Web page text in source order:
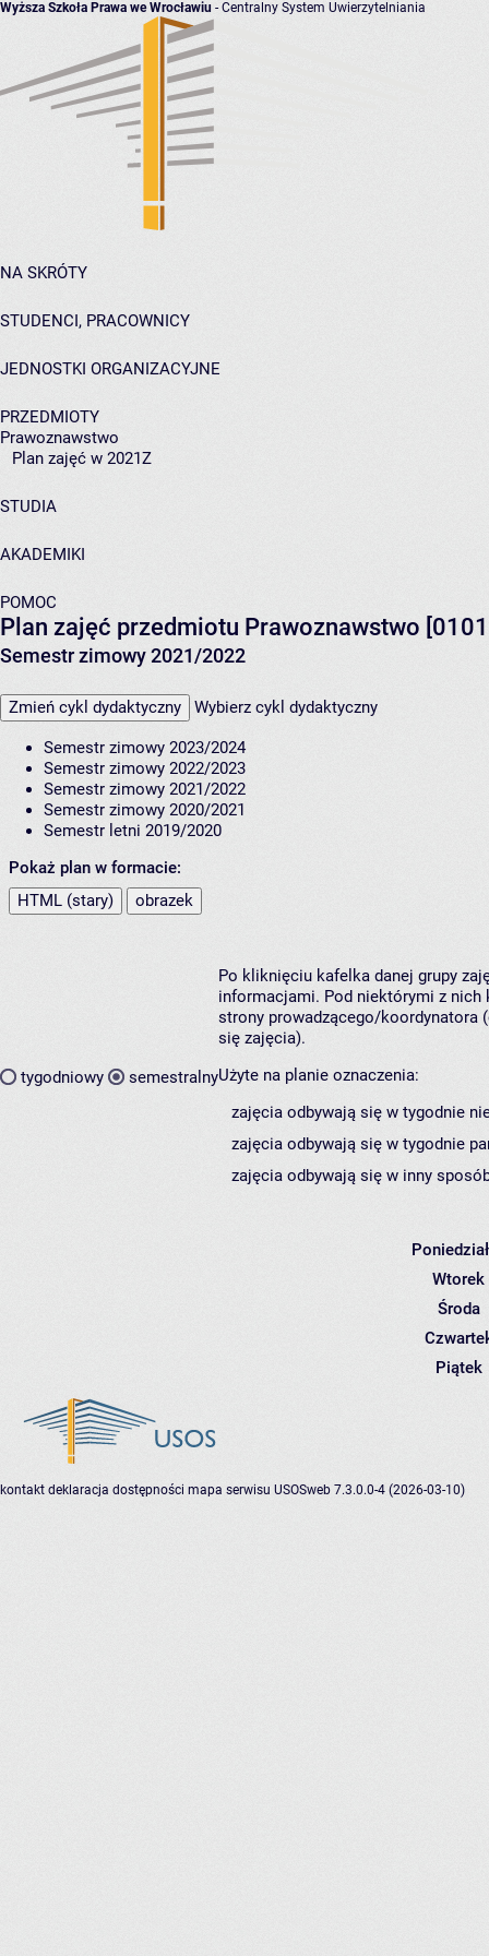
Wyższa Szkoła Prawa we Wrocławiu - Centralny System Uwierzytelniania
NA SKRÓTY
STUDENCI, PRACOWNICY
JEDNOSTKI ORGANIZACYJNE
PRZEDMIOTY
Prawoznawstwo
Plan zajęć w 2021Z
STUDIA
AKADEMIKI
POMOC
Plan zajęć przedmiotu Prawoznawstwo
Semestr zimowy 2021/2022
Zmień cykl dydaktyczny Wybierz cykl dydaktyczny
Semestr zimowy 2023/2024
Semestr zimowy 2022/2023
Semestr zimowy 2021/2022
Semestr zimowy 2020/2021
Semestr letni 2019/2020
Pokaż plan w formacie:
HTML (stary)
obrazek
tygodniowy semestralny
Po kliknięciu kafelka danej grupy
informacjami. Pod niektórymi z nich
strony prowadzącego/koordynatora
się zajęcia).
Użyte na planie oznaczenia:
zajęcia odbywają się w tygodnie
zajęcia odbywają się w tygodnie
zajęcia odbywają się w inny
Wtorek
Środa
Piątek
kontakt deklaracja dostępności mapa serwisu USOSweb 7.3.0.0-4 (2026-03-10)